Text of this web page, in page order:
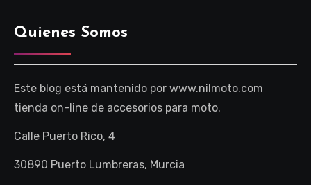
Quienes Somos
Este blog está mantenido por www.nilmoto.com
tienda on-line de accesorios para moto.
Calle Puerto Rico, 4
30890 Puerto Lumbreras, Murcia